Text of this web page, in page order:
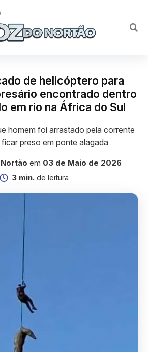
de helicóptero para
encontrado dentro
em rio na África do Sul
homem foi arrastado pela corrente
preso em ponte alagada
em 03 de Maio de 2026
3 min. de leitura